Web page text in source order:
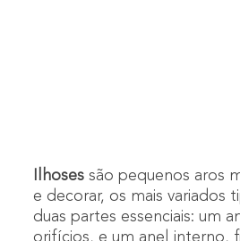
Ilhoses são pequenos aros
e decorar, os mais
duas partes essenciais: um
orifícios, e um anel interno,